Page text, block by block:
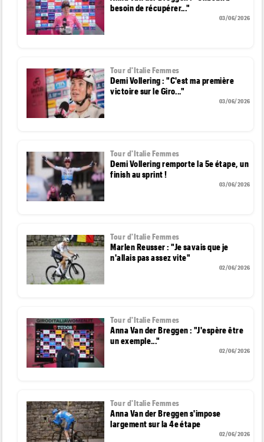
besoin de récupérer..."
03/06/2026
Tour d'Italie Femmes
Demi Vollering : "C'est ma première
victoire sur le Giro..."
03/06/2026
Tour d'Italie Femmes
Demi Vollering remporte la 5e étape, un
finish au sprint !
03/06/2026
Tour d'Italie Femmes
Marlen Reusser : "Je savais que je
n'allais pas assez vite"
02/06/2026
Tour d'Italie Femmes
Anna Van der Breggen : "J'espère être
un exemple..."
02/06/2026
Tour d'Italie Femmes
Anna Van der Breggen s'impose
largement sur la 4e étape
02/06/2026